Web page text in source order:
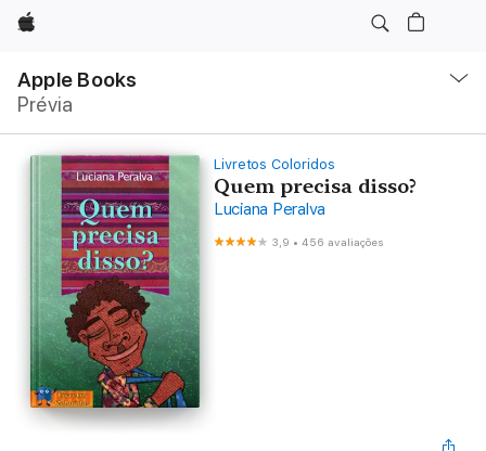
Apple
Apple Books
Prévia
Nav
Abrir
menu
Livretos Coloridos
Quem precisa disso?
Luciana Peralva
3,9 •456 avaliações